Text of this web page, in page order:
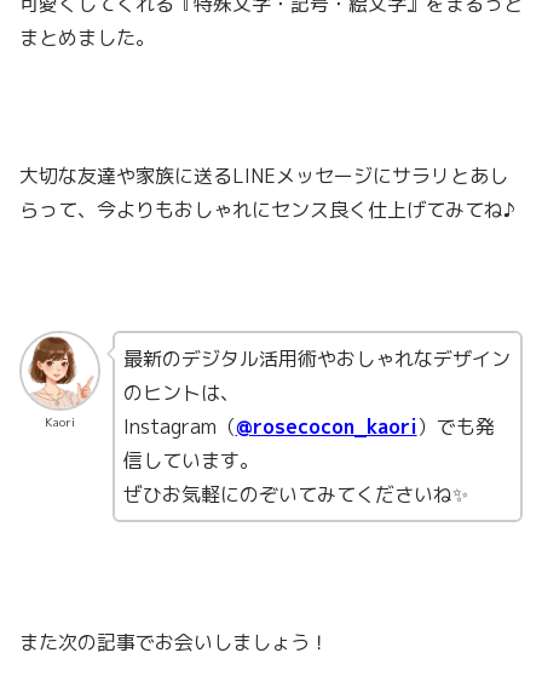
まとめました。
大切な友達や家族に送るLINEメッセージにサラリとあし
らって、今よりもおしゃれにセンス良く仕上げてみてね♪
Kaori
最新のデジタル活用術やおしゃれなデザイン
のヒントは、
Instagram（@rosecocon_kaori）でも発
信しています。
ぜひお気軽にのぞいてみてくださいね✨
また次の記事でお会いしましょう！